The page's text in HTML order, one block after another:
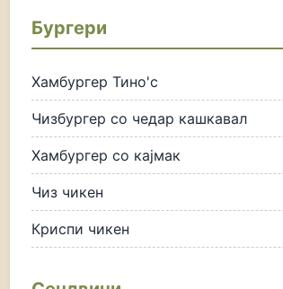
Бургери
Хамбургер Тино'с
Чизбургер со чедар кашкавал
Хамбургер со кајмак
Чиз чикен
Криспи чикен